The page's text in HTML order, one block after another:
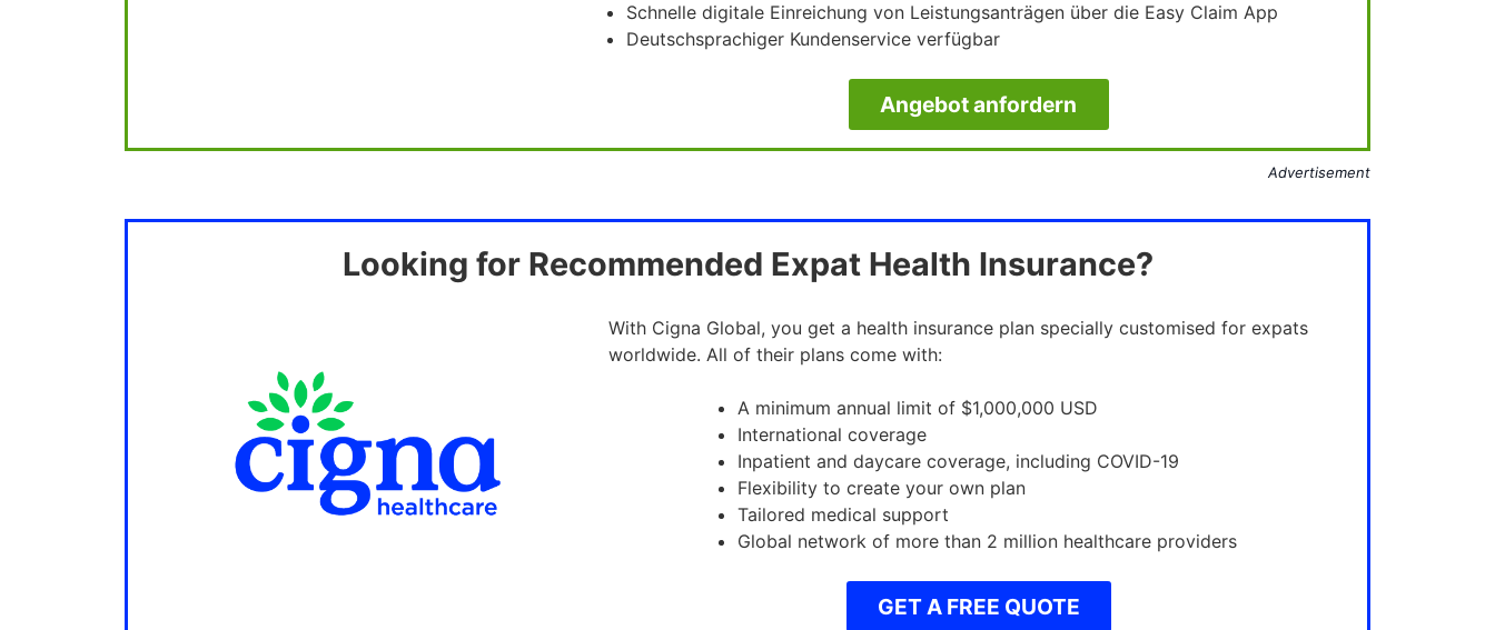
Schnelle digitale Einreichung von Leistungsanträgen über die Easy Claim App
Deutschsprachiger Kundenservice verfügbar
Angebot anfordern
Advertisement
Looking for Recommended Expat Health Insurance?
With Cigna Global, you get a health insurance plan specially customised for expats
worldwide. All of their plans come with:
A minimum annual limit of $1,000,000 USD
International coverage
Inpatient and daycare coverage, including COVID-19
Flexibility to create your own plan
Tailored medical support
Global network of more than 2 million healthcare providers
GET A FREE QUOTE